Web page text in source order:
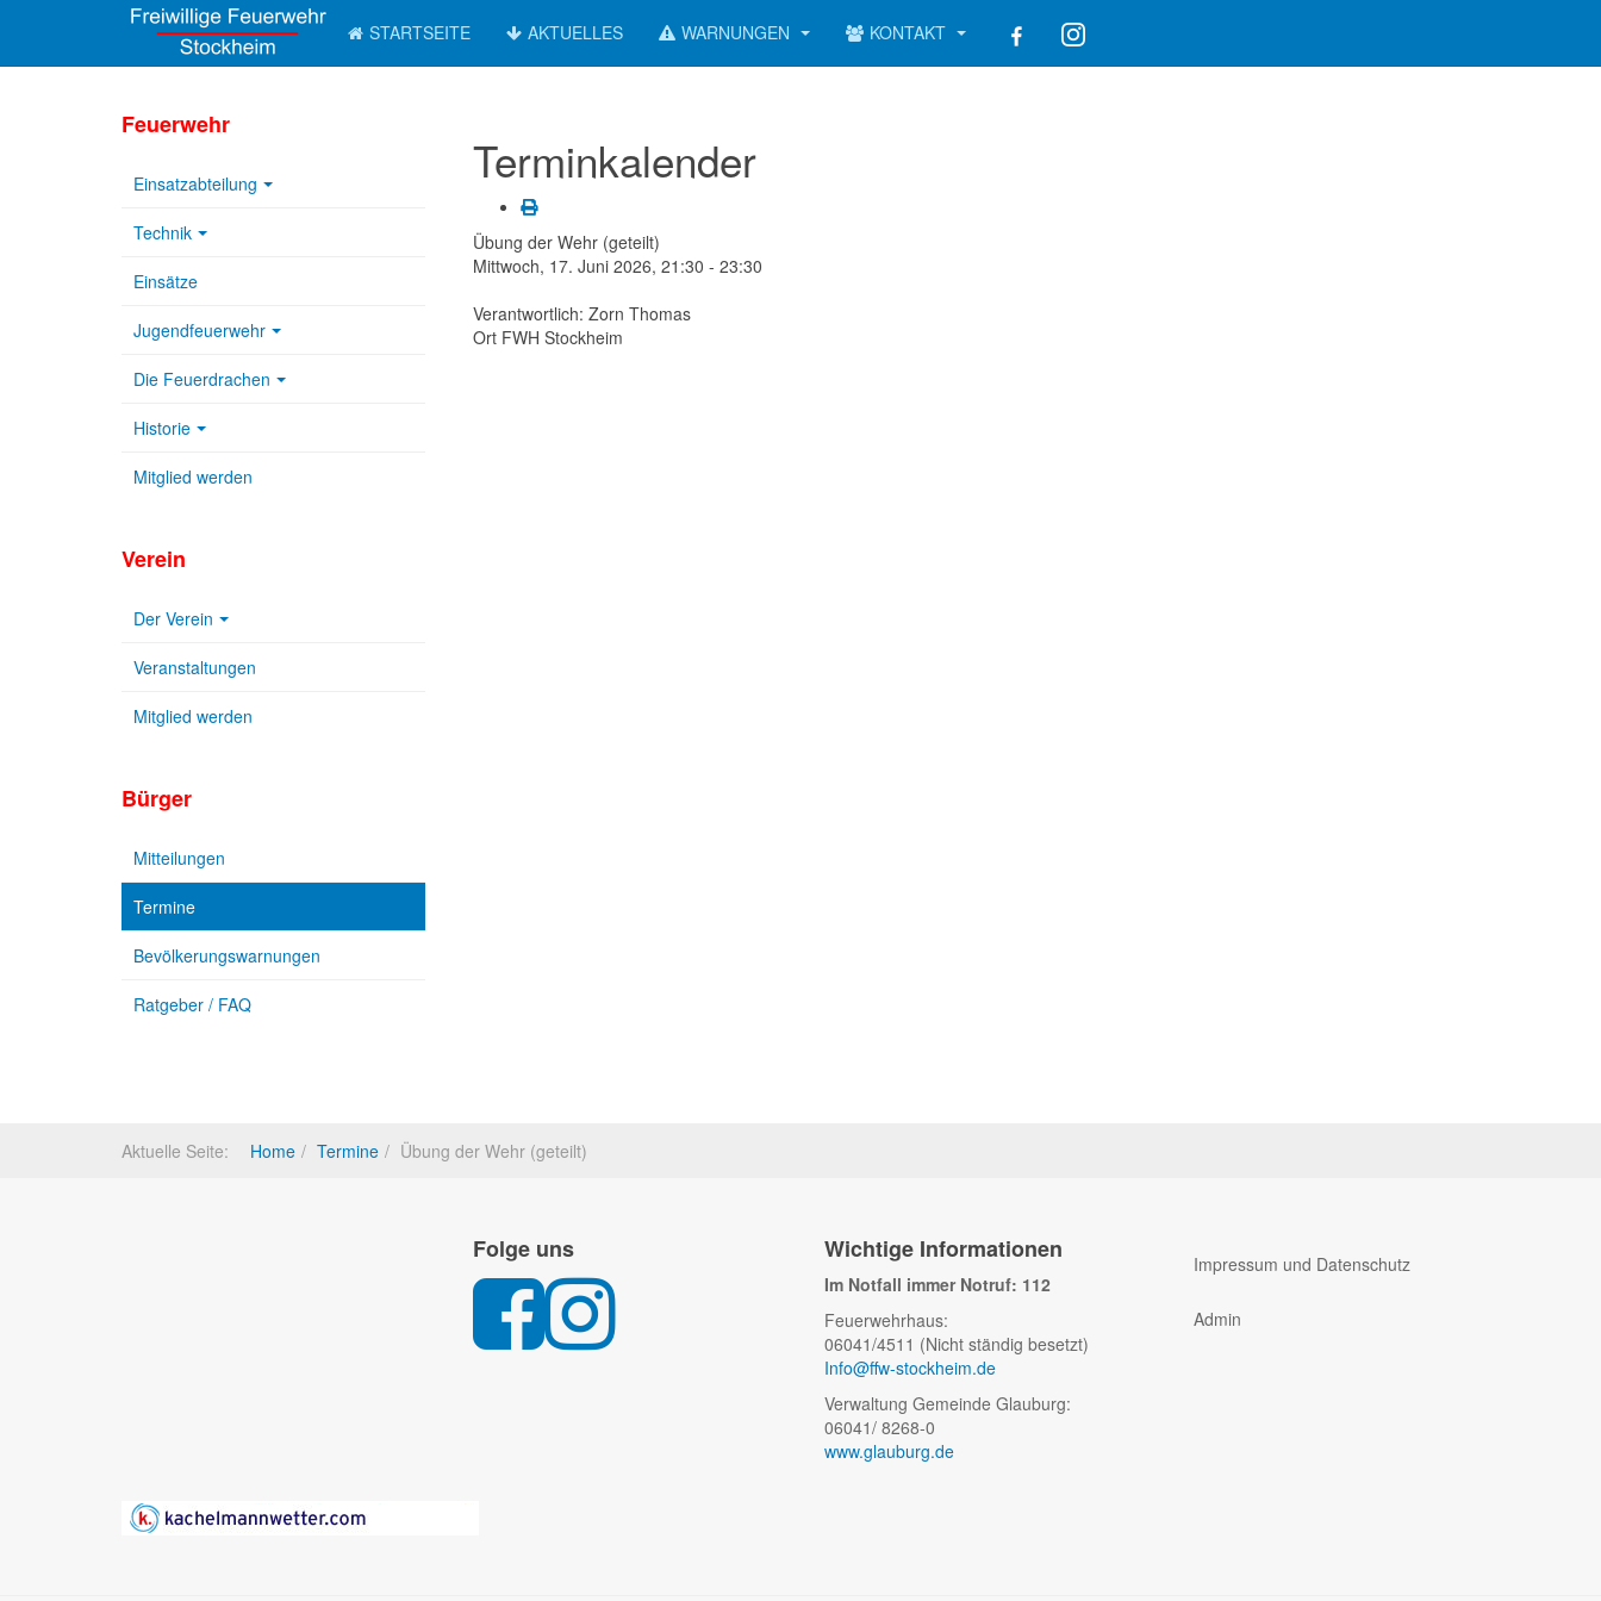
STARTSEITE AKTUELLES WARNUNGEN KONTAKT
Terminkalender
Übung der Wehr (geteilt)
Mittwoch, 17. Juni 2026, 21:30 - 23:30
Verantwortlich: Zorn Thomas
Ort FWH Stockheim
Feuerwehr
Einsatzabteilung
Technik
Einsätze
Jugendfeuerwehr
Die Feuerdrachen
Historie
Mitglied werden
Verein
Der Verein
Veranstaltungen
Mitglied werden
Bürger
Mitteilungen
Termine
Bevölkerungswarnungen
Ratgeber / FAQ
Aktuelle Seite: Home Termine Übung der Wehr (geteilt)
Folge uns Wichtige Informationen
Im Notfall immer Notruf: 112
Feuerwehrhaus:
06041/4511 (Nicht ständig besetzt)
Info@ffw-stockheim.de
Verwaltung Gemeinde Glauburg:
06041/ 8268-0
www.glauburg.de
Impressum und Datenschutz
Admin